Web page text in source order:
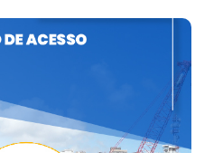
DE ACESSO
com a plataforma
otimizamos o processo